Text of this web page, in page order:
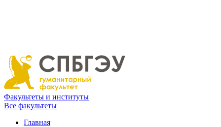
Факультеты и институты
Все факультеты
Главная